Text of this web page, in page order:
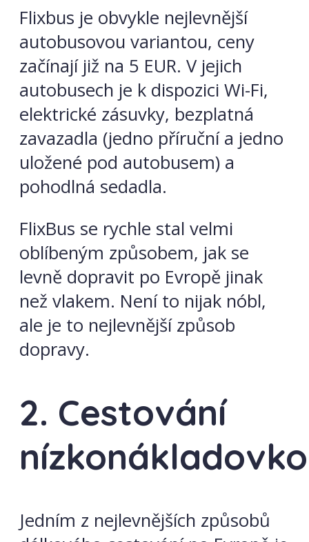
Flixbus je obvykle nejlevnější
autobusovou variantou, ceny
začínají již na 5 EUR. V jejich
autobusech je k dispozici Wi-Fi,
elektrické zásuvky, bezplatná
zavazadla (jedno příruční a jedno
uložené pod autobusem) a
pohodlná sedadla.
FlixBus se rychle stal velmi
oblíbeným způsobem, jak se
levně dopravit po Evropě jinak
než vlakem. Není to nijak nóbl,
ale je to nejlevnější způsob
dopravy.
2. Cestování
Jedním z nejlevnějších způsobů